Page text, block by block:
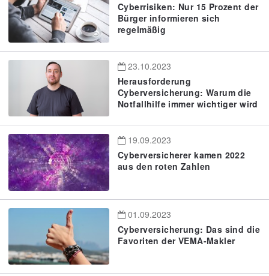
Cyberrisiken: Nur 15 Prozent der
Bürger informieren sich
regelmäßig
23.10.2023
Herausforderung
Cyberversicherung: Warum die
Notfallhilfe immer wichtiger wird
19.09.2023
Cyberversicherer kamen 2022
aus den roten Zahlen
01.09.2023
Cyberversicherung: Das sind die
Favoriten der VEMA-Makler